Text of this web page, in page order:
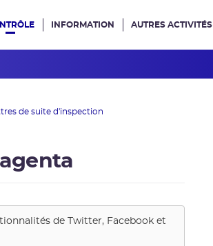
INFORMATION AUTRES ACTIVITÉS
de suite d'inspection
de
Twitter, Facebook et